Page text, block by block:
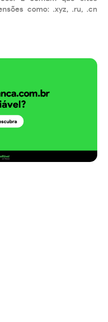
como: .xyz, .ru, .cn